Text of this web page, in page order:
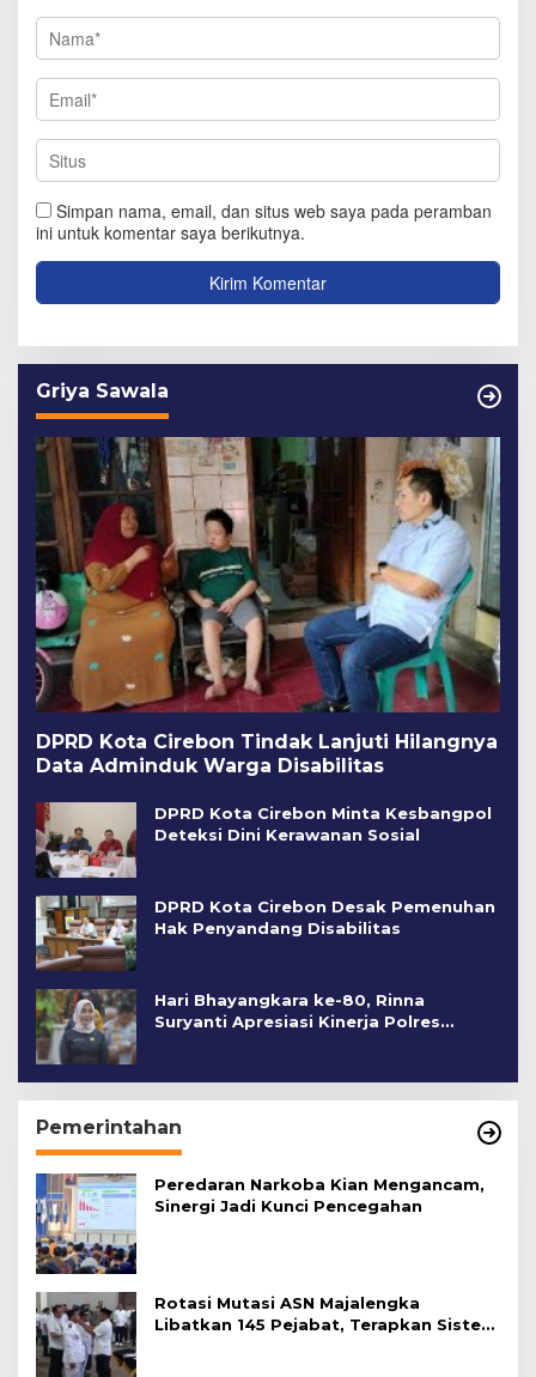
Simpan nama, email, dan situs web saya pada peramban
ini untuk komentar saya berikutnya.
Griya Sawala
DPRD Kota Cirebon Tindak Lanjuti Hilangnya
Data Adminduk Warga Disabilitas
DPRD Kota Cirebon Minta Kesbangpol
Deteksi Dini Kerawanan Sosial
DPRD Kota Cirebon Desak Pemenuhan
Hak Penyandang Disabilitas
Hari Bhayangkara ke-80, Rinna
Suryanti Apresiasi Kinerja Polres
Pemerintahan
Peredaran Narkoba Kian Mengancam,
Sinergi Jadi Kunci Pencegahan
Rotasi Mutasi ASN Majalengka
Libatkan 145 Pejabat, Terapkan Sistem